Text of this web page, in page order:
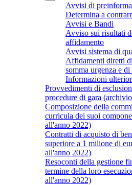
Avvisi di
Determina a
Avvisi e Bandi
Avviso sui risultati
affidamento
Avvisi sistema di
Affidamenti diretti
somma urgenza e
Informazioni
Provvedimenti di
procedure di gara
Composizione della
curricula dei suoi
all'anno 2022)
Contratti di acquisto di
superiore a 1 milione di
all'anno 2022)
Resoconti della gestione
termine della loro
all'anno 2022)